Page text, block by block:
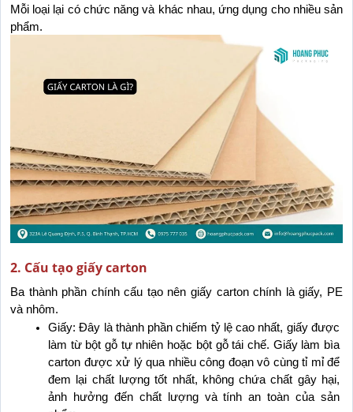
Mỗi loại lại có chức năng và khác nhau, ứng dụng cho nhiều sản
phẩm.
2. Cấu tạo giấy carton
Ba thành phần chính cấu tạo nên giấy carton chính là giấy, PE
và nhôm.
Giấy: Đây là thành phần chiếm tỷ lệ cao nhất, giấy được
làm từ bột gỗ tự nhiên hoặc bột gỗ tái chế. Giấy làm bìa
carton được xử lý qua nhiều công đoạn vô cùng tỉ mỉ để
đem lại chất lượng tốt nhất, không chứa chất gây hại,
ảnh hưởng đến chất lượng và tính an toàn của sản